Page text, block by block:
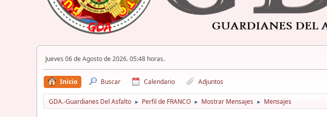
Jueves 06 de Agosto de 2026. 05:48 horas.
Inicio Buscar Calendario Adjuntos
GDA.-Guardianes Del Asfalto ► Perfil de FRANCO ► Mostrar Mensajes ► Mensajes